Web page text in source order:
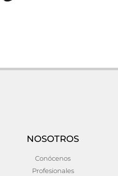
276,00€
NOSOTROS
Conócenos
Profesionales